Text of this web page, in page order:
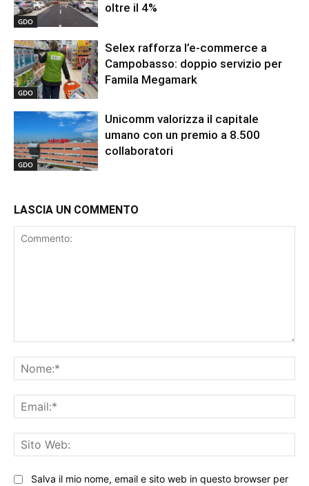
GDO
oltre il 4%
GDO
Selex rafforza l’e-commerce a
Campobasso: doppio servizio per
Famila Megamark
GDO
Unicomm valorizza il capitale
umano con un premio a 8.500
collaboratori
LASCIA UN COMMENTO
Salva il mio nome, email e sito web in questo browser per